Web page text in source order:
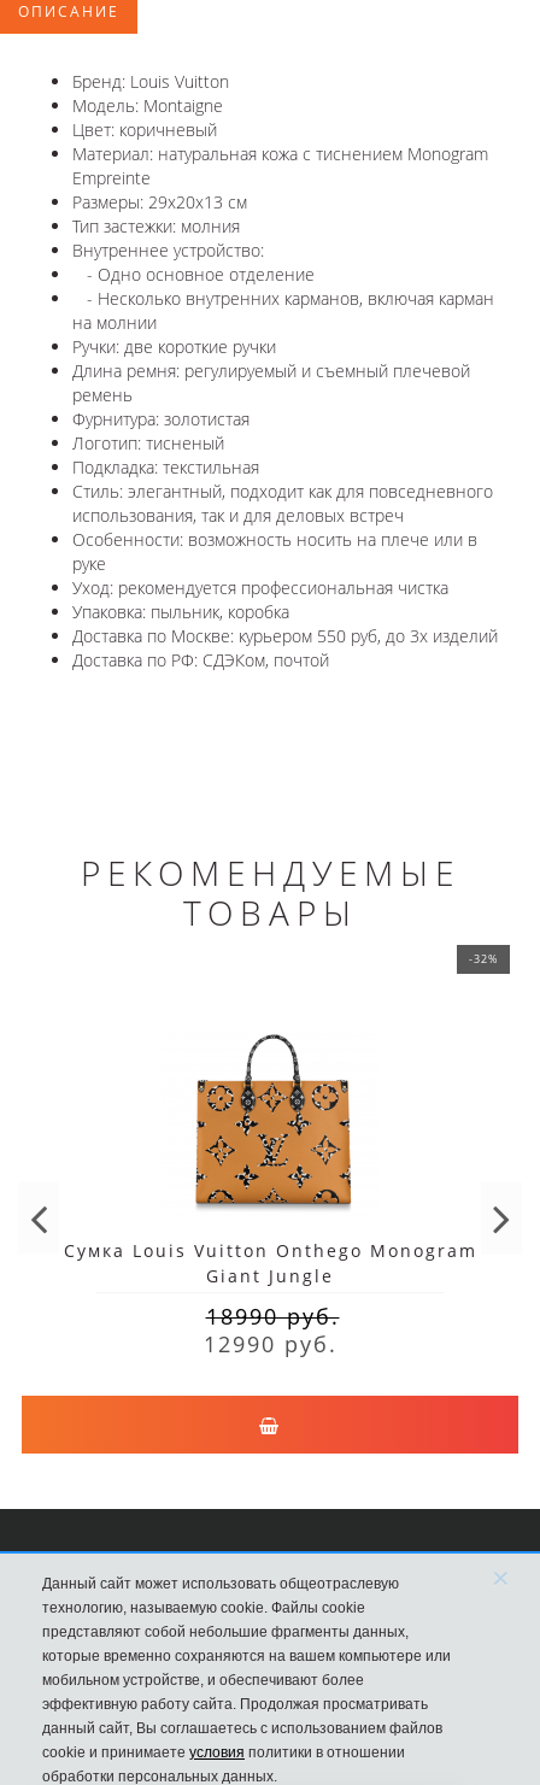
ОПИСАНИЕ
Бренд: Louis Vuitton
Модель: Montaigne
Цвет: коричневый
Материал: натуральная кожа с тиснением Monogram
Empreinte
Размеры: 29х20х13 см
Тип застежки: молния
Внутреннее устройство:
- Одно основное отделение
- Несколько внутренних карманов, включая карман
на молнии
Ручки: две короткие ручки
Длина ремня: регулируемый и съемный плечевой
ремень
Фурнитура: золотистая
Логотип: тисненый
Подкладка: текстильная
Стиль: элегантный, подходит как для повседневного
использования, так и для деловых встреч
Особенности: возможность носить на плече или в
руке
Уход: рекомендуется профессиональная чистка
Упаковка: пыльник, коробка
Доставка по Москве: курьером 550 руб, до 3х изделий
Доставка по РФ: СДЭКом, почтой
РЕКОМЕНДУЕМЫЕ
ТОВАРЫ
-32%
Сумка Louis Vuitton Onthego Monogram
Giant Jungle
18990 руб.
12990 руб.
Сумки Louis Vuitton
8 (495) 203-76-44
Магазин в Москве
Данный сайт может использовать общеотраслевую
технологию, называемую cookie. Файлы cookie
представляют собой небольшие фрагменты данных,
которые временно сохраняются на вашем компьютере или
мобильном устройстве, и обеспечивают более
эффективную работу сайта. Продолжая просматривать
данный сайт, Вы соглашаетесь с использованием файлов
cookie и принимаете условия политики в отношении
обработки персональных данных.
×